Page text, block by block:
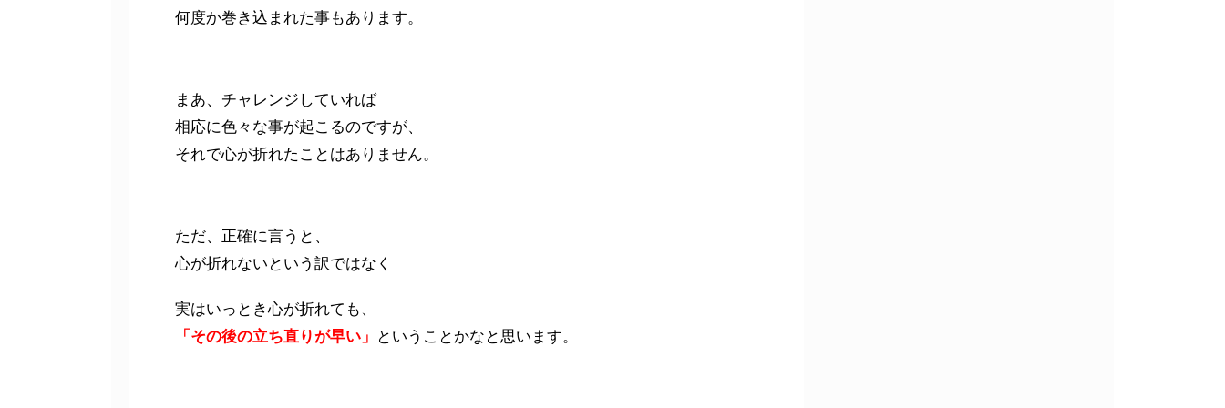
何度か巻き込まれた事もあります。
まあ、チャレンジしていれば
相応に色々な事が起こるのですが、
それで心が折れたことはありません。
ただ、正確に言うと、
心が折れないという訳ではなく
実はいっとき心が折れても、
「その後の立ち直りが早い」
ということかなと思います。